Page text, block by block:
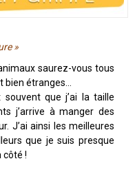
»
saurez-vous tous
bien étranges…
que j’ai la taille
j’arrive à manger des
J’ai ainsi les meilleures
que je suis presque
côté !